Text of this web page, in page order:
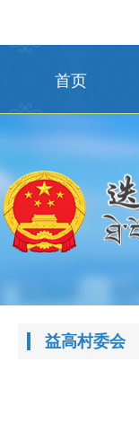
首页
益高村委会